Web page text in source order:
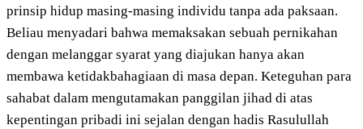
prinsip hidup masing-masing individu tanpa ada paksaan.
Beliau menyadari bahwa memaksakan sebuah pernikahan
dengan melanggar syarat yang diajukan hanya akan
membawa ketidakbahagiaan di masa depan. Keteguhan para
sahabat dalam mengutamakan panggilan jihad di atas
kepentingan pribadi ini sejalan dengan hadis Rasulullah